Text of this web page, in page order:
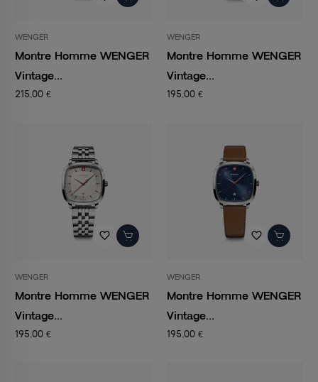
WENGER
Montre Homme WENGER
Vintage...
215,00 €
WENGER
Montre Homme WENGER
Vintage...
195,00 €
favorite_border
WENGER
Montre Homme WENGER
Vintage...
195,00 €
favorite_border
WENGER
Montre Homme WENGER
Vintage...
195,00 €